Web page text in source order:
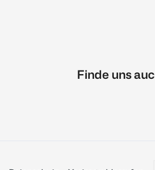
Finde uns